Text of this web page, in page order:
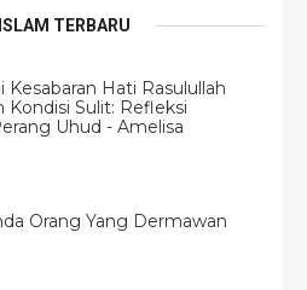
TERBARU
Kesabaran Hati Rasulullah
Kondisi Sulit: Refleksi
Uhud - Amelisa
Orang Yang Dermawan